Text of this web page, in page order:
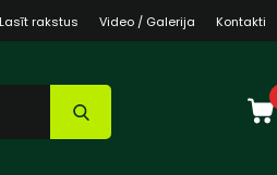
Lasīt rakstus Video / Galerija Kontakti